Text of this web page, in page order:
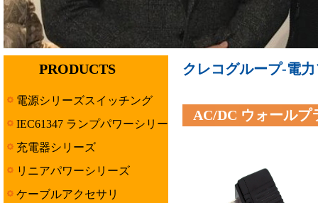
PRODUCTS
電源シリーズスイッチング
IEC61347 ランプパワーシリー
ズ充電器シリーズ
リニアパワーシリーズ
ケーブルアクセサリ
クレコグループ-電
AC/DC ウォール